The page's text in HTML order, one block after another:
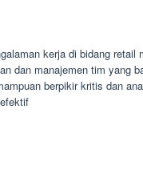
kerja di bidang retail
dan manajemen tim yang
berpikir kritis dan